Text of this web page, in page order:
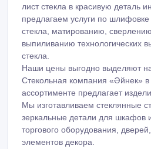
лист стекла в красивую деталь
предлагаем услуги по
стекла, матированию,
выпиливанию технологических
стекла.
Наши цены выгодно выделяют
Стекольная компания «Әйнек»
ассортименте предлагает
Мы изготавливаем стеклянные
зеркальные детали для шкафов
торгового оборудования,
элементов декора.